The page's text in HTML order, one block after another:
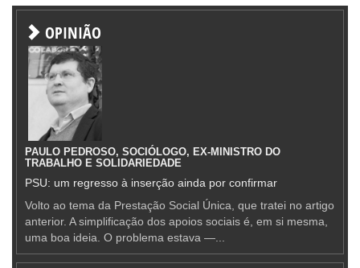
OPINIÃO
PAULO PEDROSO, SOCIÓLOGO, EX-MINISTRO DO
TRABALHO E SOLIDARIEDADE
PSU: um regresso à inserção ainda por confirmar
Volto ao tema da Prestação Social Única, que tratei no artigo
anterior. A simplificação dos apoios sociais é, em si mesma,
uma boa ideia. O problema estava —...